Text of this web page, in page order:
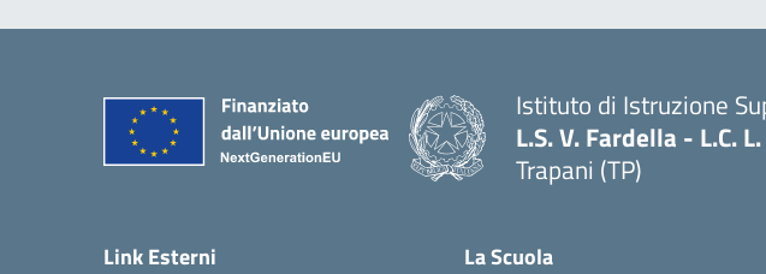
Istituto di Istruzione
L.S. V. Fardella - L.C.
Trapani (TP)
Link Esterni La Scuola